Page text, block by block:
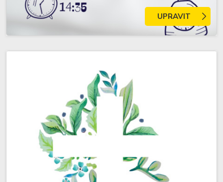
UPRAVIT